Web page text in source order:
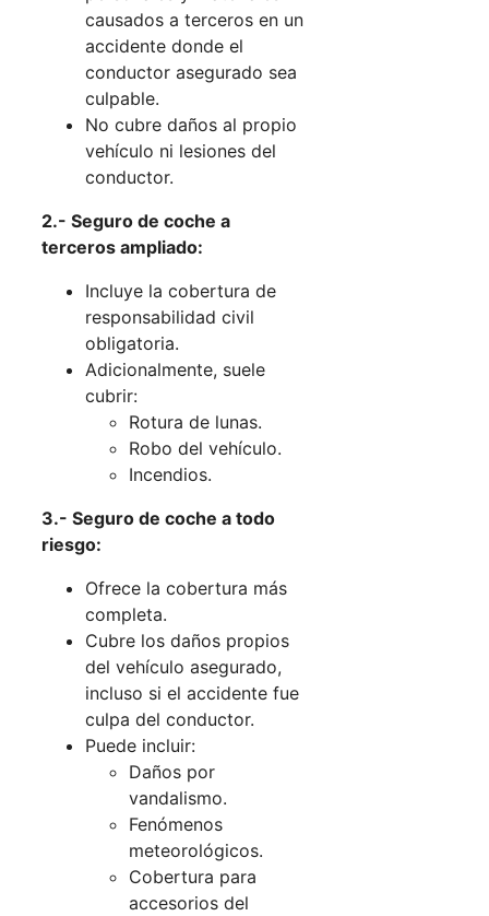
causados a terceros en un
accidente donde el
conductor asegurado sea
culpable.
No cubre daños al propio
vehículo ni lesiones del
conductor.
2.- Seguro de coche a
terceros ampliado:
Incluye la cobertura de
responsabilidad civil
obligatoria.
Adicionalmente, suele
cubrir:
Rotura de lunas.
Robo del vehículo.
Incendios.
3.- Seguro de coche a todo
riesgo:
Ofrece la cobertura más
completa.
Cubre los daños propios
del vehículo asegurado,
incluso si el accidente fue
culpa del conductor.
Puede incluir:
Daños por
vandalismo.
Fenómenos
meteorológicos.
Cobertura para
accesorios del